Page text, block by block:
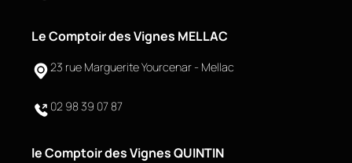
Le Comptoir des Vignes MELLAC
23 rue Marguerite Yourcenar - Mellac
02 98 39 07 87
le Comptoir des Vignes QUINTIN